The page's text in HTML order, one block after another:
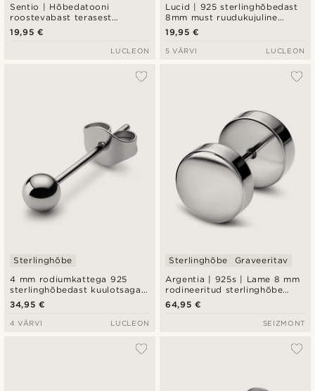
Sentio | Hõbedatooni
roostevabast terasest
tsirkoonia ja kuningliku ristiga
täpp-kõrvarõngas
19,95 €
LUCLEON
Lucid | 925 sterlinghõbedast
8mm must ruudukujuline
tsirkooniumiga kõrvarõngas
19,95 €
5 VÄRVI LUCLEON
4 mm rodiumkattega 925
sterlinghõbedast kuulotsaga
nööpkõrvarõngas
Sterlinghõbe
34,95 €
4 VÄRVI LUCLEON
Argentia | 925s | Lame 8 mm
rodineeritud sterlinghõbe
imitatsioon plug
Sterlinghõbe Graveeritav
64,95 €
SEIZMONT